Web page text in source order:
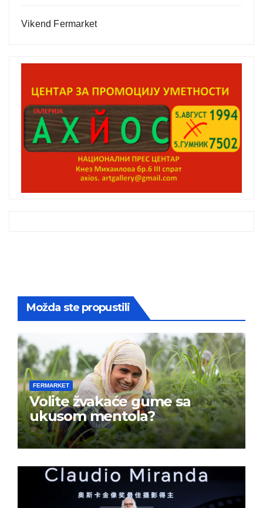
Vikend Fermarket
Možda ste propustili
FERMARKET
Volite žvakaće gume sa
ukusom mentola?